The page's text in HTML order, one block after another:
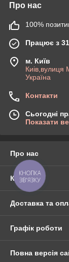
Про нас
100%
Працює з
м. Київ
Киів,вулиця
Україна
Контакти
Сьогодні
Показати
Про нас
Контакти
Доставка та
Графік роботи
Повна версія
КНОПКА
ЗВ'ЯЗКУ